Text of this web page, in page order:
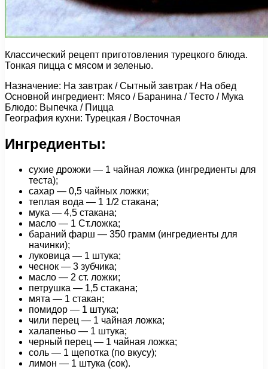
Классический рецепт приготовления турецкого блюда.
Тонкая пицца с мясом и зеленью.
Назначение: На завтрак / Сытный завтрак / На обед
Основной ингредиент: Мясо / Баранина / Тесто / Мука
Блюдо: Выпечка / Пицца
География кухни: Турецкая / Восточная
Ингредиенты:
сухие дрожжи — 1 чайная ложка (ингредиенты для
теста);
сахар — 0,5 чайных ложки;
теплая вода — 1 1/2 стакана;
мука — 4,5 стакана;
масло — 1 Ст.ложка;
бараний фарш — 350 грамм (ингредиенты для
начинки);
луковица — 1 штука;
чеснок — 3 зубчика;
масло — 2 ст. ложки;
петрушка — 1,5 стакана;
мята — 1 стакан;
помидор — 1 штука;
чили перец — 1 чайная ложка;
халапеньо — 1 штука;
черный перец — 1 чайная ложка;
соль — 1 щепотка (по вкусу);
лимон — 1 штука (сок).